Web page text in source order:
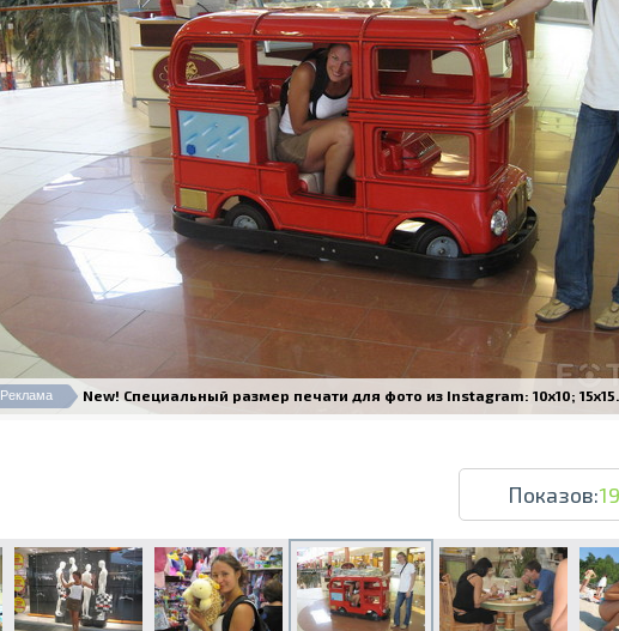
Печать в течение 1 часа в Риге –
Различные форматы и виды бумаги для
Доставка по всей Латвии или
Реклама New! Специальный размер печати для фото из Instagram: 10x10; 15x15.
Показов: